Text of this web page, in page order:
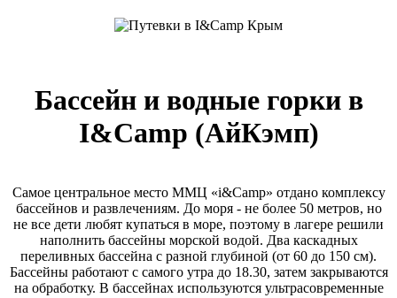
Бассейн и водные горки в
I&Camp (АйКэмп)
Самое центральное место ММЦ «i&Camp» отдано комплексу
бассейнов и развлечениям. До моря - не более 50 метров, но
не все дети любят купаться в море, поэтому в лагере решили
наполнить бассейны морской водой. Два каскадных
переливных бассейна с разной глубиной (от 60 до 150 см).
Бассейны работают с самого утра до 18.30, затем закрываются
на обработку. В бассейнах используются ультрасовременные